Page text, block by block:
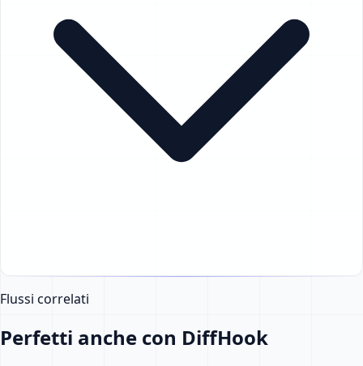
Flussi correlati
Perfetti anche con DiffHook